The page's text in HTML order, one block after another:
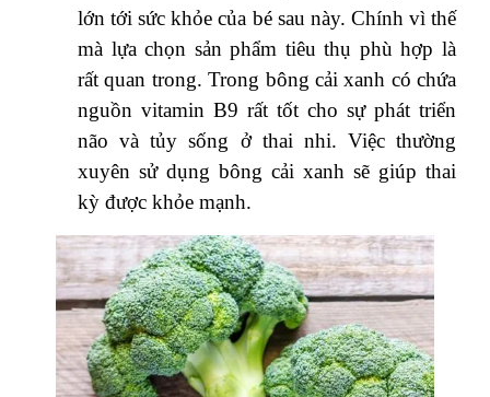
lớn tới sức khỏe của bé sau này. Chính vì thế
mà lựa chọn sản phẩm tiêu thụ phù hợp là
rất quan trong. Trong bông cải xanh có chứa
nguồn vitamin B9 rất tốt cho sự phát triển
não và tủy sống ở thai nhi. Việc thường
xuyên sử dụng bông cải xanh sẽ giúp thai
kỳ được khỏe mạnh.